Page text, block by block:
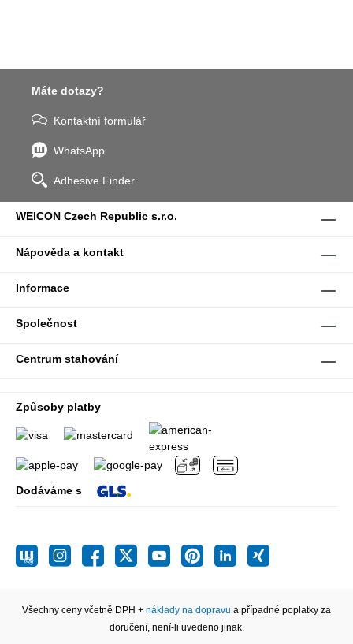
Máte dotazy?
Kontaktní formulář
WhatsApp
Adhesive Finder
WEICON Czech Republic s.r.o.
Nápověda a kontakt
Informace
Společnost
Centrum stahování
Způsoby platby
Dodáváme s
Všechny ceny včetně DPH + náklady na dopravu a případné poplatky za
doručení, není-li uvedeno jinak.